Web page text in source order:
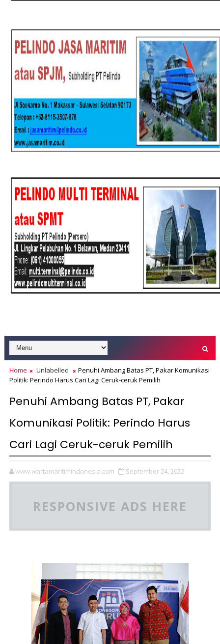
Home Unlabelled
Penuhi Ambang Batas PT, Pakar Komunikasi
Politik: Perindo Harus Cari Lagi Ceruk-ceruk Pemilih
Penuhi Ambang Batas PT, Pakar
Komunikasi Politik: Perindo Harus
Cari Lagi Ceruk-ceruk Pemilih
www.wartamaritimindonesia.com September 24, 2022
RESPONSIVE ADS HERE